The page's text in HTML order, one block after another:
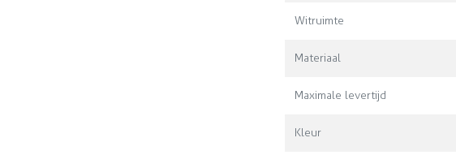
Witruimte
Materiaal
Maximale levertijd
Kleur